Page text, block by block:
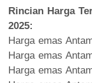
Rincian Harga
2025:
Harga emas
Harga emas
Harga emas